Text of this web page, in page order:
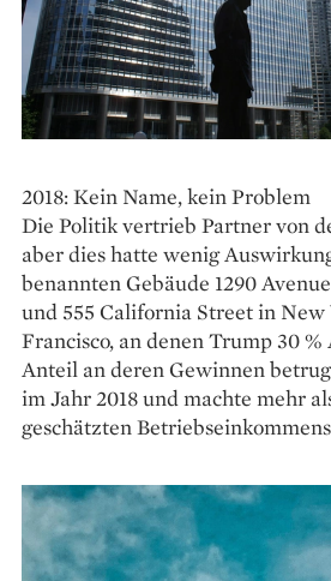
2018: Kein Name, kein Problem
Die Politik vertrieb Partner von
aber dies hatte wenig
benannten Gebäude 1290
und 555 California Street in New
Francisco, an denen Trump 30
Anteil an deren Gewinnen
im Jahr 2018 und machte mehr
geschätzten